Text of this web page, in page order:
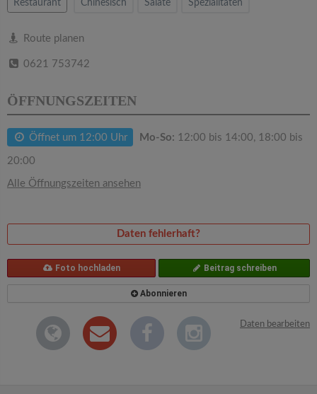
Restaurant Chinesisch Salate Spezialitäten
Route planen
0621 753742
ÖFFNUNGSZEITEN
Öffnet um 12:00 Uhr Mo-So: 12:00 bis 14:00, 18:00 bis
20:00
Alle Öffnungszeiten ansehen
Daten fehlerhaft?
Foto hochladen Beitrag schreiben
Abonnieren
Daten bearbeiten
i
a
i
o
n